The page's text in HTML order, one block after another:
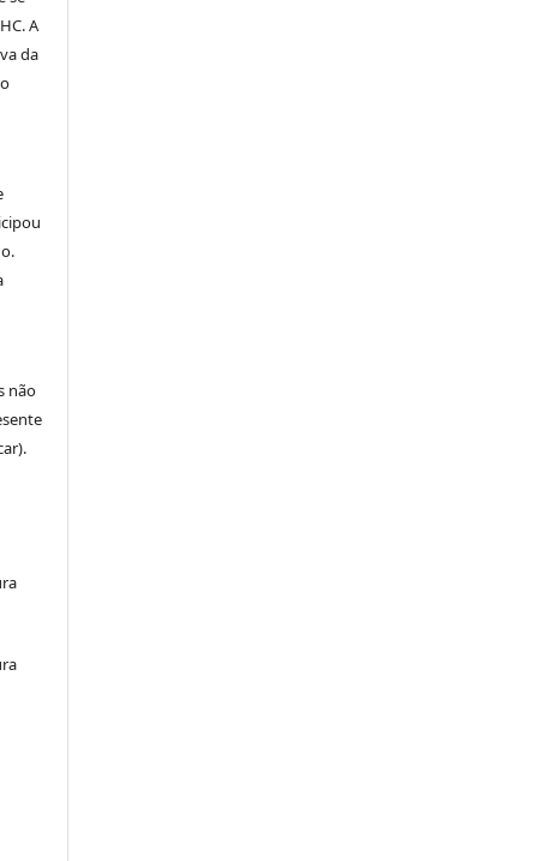
A
da
não